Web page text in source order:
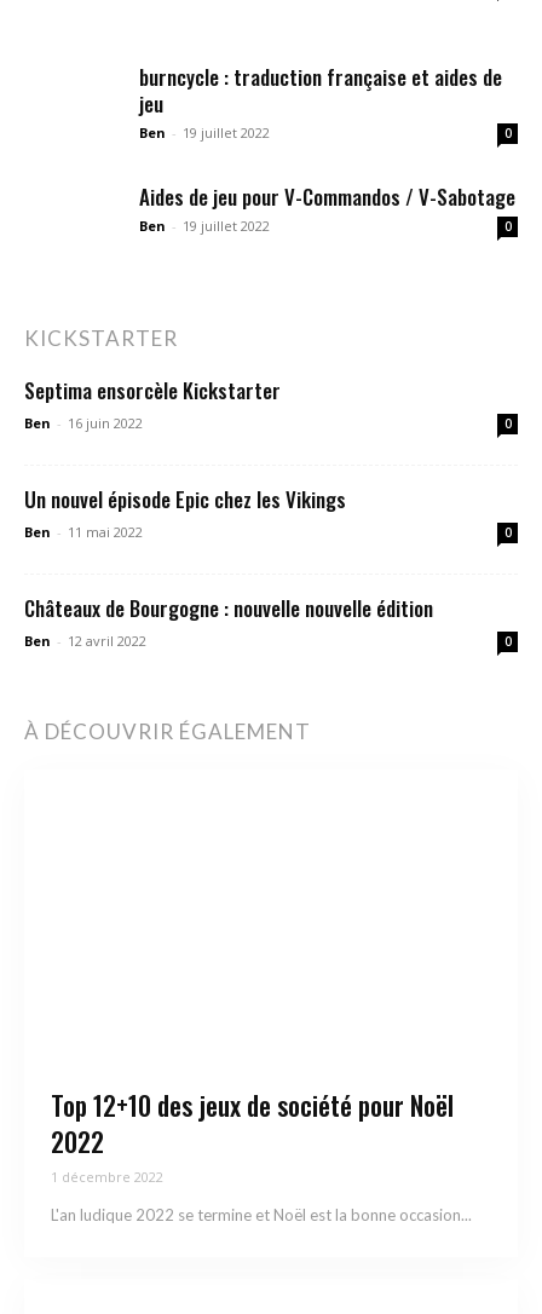
burncycle : traduction française et aides de
jeu
Ben - 19 juillet 2022 0
Aides de jeu pour V-Commandos / V-Sabotage
Ben - 19 juillet 2022 0
KICKSTARTER
Septima ensorcèle Kickstarter
Ben - 16 juin 2022 0
Un nouvel épisode Epic chez les Vikings
Ben - 11 mai 2022 0
Châteaux de Bourgogne : nouvelle nouvelle édition
Ben - 12 avril 2022 0
À DÉCOUVRIR ÉGALEMENT
Top 12+10 des jeux de société pour Noël
2022
1 décembre 2022
L'an ludique 2022 se termine et Noël est la bonne occasion...